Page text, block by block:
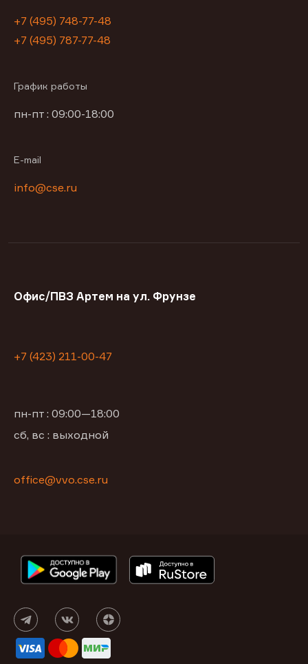
+7 (495) 748-77-48
+7 (495) 787-77-48
График работы
пн-пт : 09:00-18:00
E-mail
info@cse.ru
Офис/ПВЗ Артем на ул. Фрунзе
+7 (423) 211-00-47
пн-пт : 09:00—18:00
сб, вс : выходной
office@vvo.cse.ru